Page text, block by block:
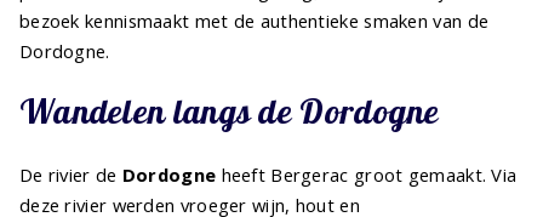
bezoek kennismaakt met de authentieke smaken van de
Dordogne.
Wandelen langs de Dordogne
De rivier de Dordogne heeft Bergerac groot gemaakt. Via
deze rivier werden vroeger wijn, hout en